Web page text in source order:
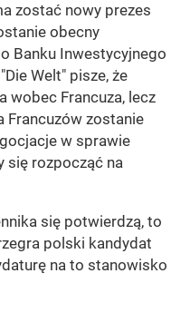
zostać nowy prezes
obecny
Banku Inwestycyjnego
Welt" pisze, że
wobec Francuza, lecz
Francuzów zostanie
w sprawie
się rozpocząć na
się potwierdzą, to
polski kandydat
na to stanowisko